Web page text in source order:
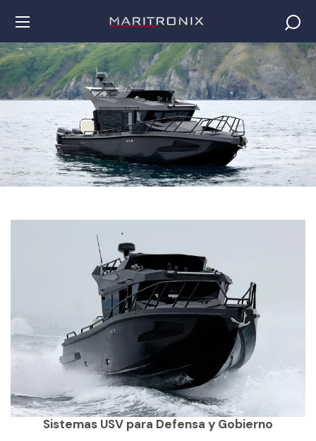
Sistemas USV para Defensa y Gobierno